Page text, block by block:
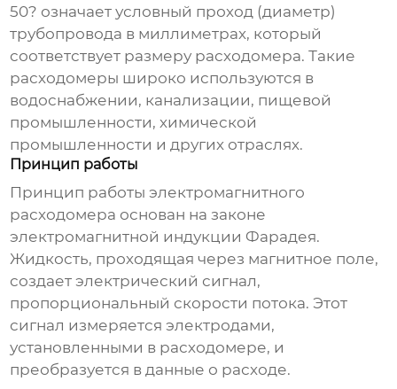
50? означает условный проход (диаметр)
трубопровода в миллиметрах, который
соответствует размеру расходомера. Такие
расходомеры широко используются в
водоснабжении, канализации, пищевой
промышленности, химической
промышленности и других отраслях.
Принцип работы
Принцип работыэлектромагнитного
расходомера основан на законе
электромагнитной индукции Фарадея.
Жидкость, проходящая через магнитное поле,
создает электрический сигнал,
пропорциональный скорости потока. Этот
сигнал измеряется электродами,
установленными в расходомере, и
преобразуется в данные о расходе.